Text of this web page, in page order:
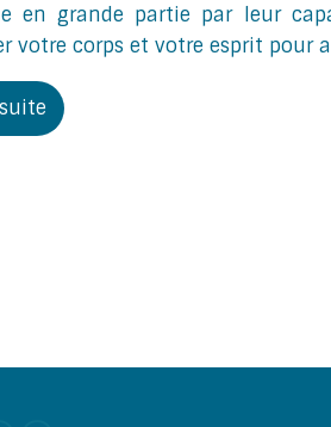
en grande partie par leur
votre corps et votre esprit pour